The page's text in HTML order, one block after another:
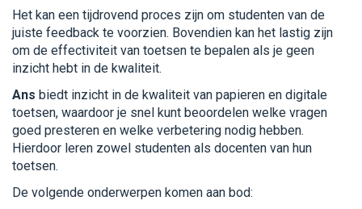
Het kan een tijdrovend proces zijn om studenten van de
juiste feedback te voorzien. Bovendien kan het lastig zijn
om de effectiviteit van toetsen te bepalen als je geen
inzicht hebt in de kwaliteit.
Ans biedt inzicht in de kwaliteit van papieren en digitale
toetsen, waardoor je snel kunt beoordelen welke vragen
goed presteren en welke verbetering nodig hebben.
Hierdoor leren zowel studenten als docenten van hun
toetsen.
De volgende onderwerpen komen aan bod: